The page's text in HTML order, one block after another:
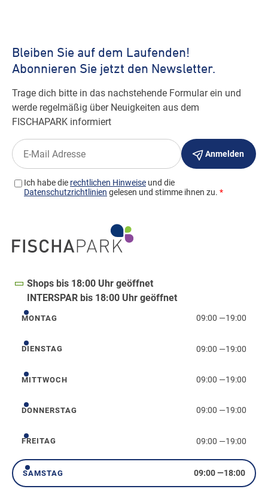
Shops bis 18:00 Uhr geöffnet
INTERSPAR bis 18:00 Uhr geöffnet
Montag
MONTAG 09:00 —19:00
Dienstag
DIENSTAG 09:00 —19:00
Mittwoch
MITTWOCH 09:00 —19:00
Donnerstag
DONNERSTAG 09:00 —19:00
Freitag
FREITAG 09:00 —19:00
Samstag
SAMSTAG 09:00—18:00